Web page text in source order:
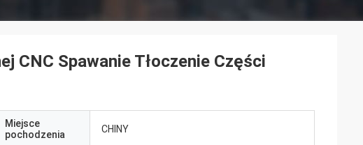
CNC Spawanie Tłoczenie Części
Miejsce
pochodzenia
CHINY